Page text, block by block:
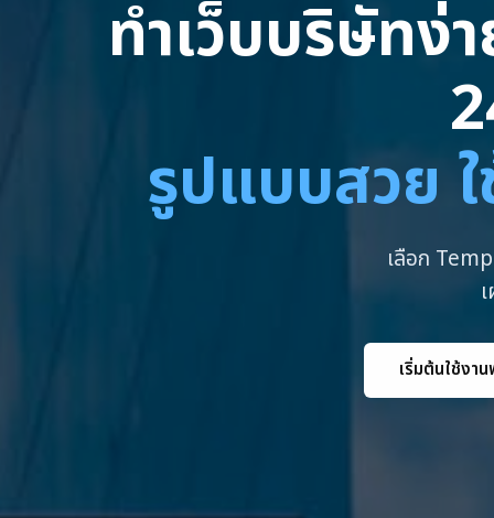
ทำเว็บบริษัทง่
รูปแบบสวย
เลือก
เริ่มต้นใช้งา